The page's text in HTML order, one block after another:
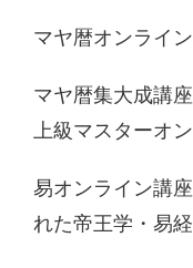
マヤ暦オンライ
マヤ暦集大成講
上級マスターオ
易オンライン講
れた帝王学・易